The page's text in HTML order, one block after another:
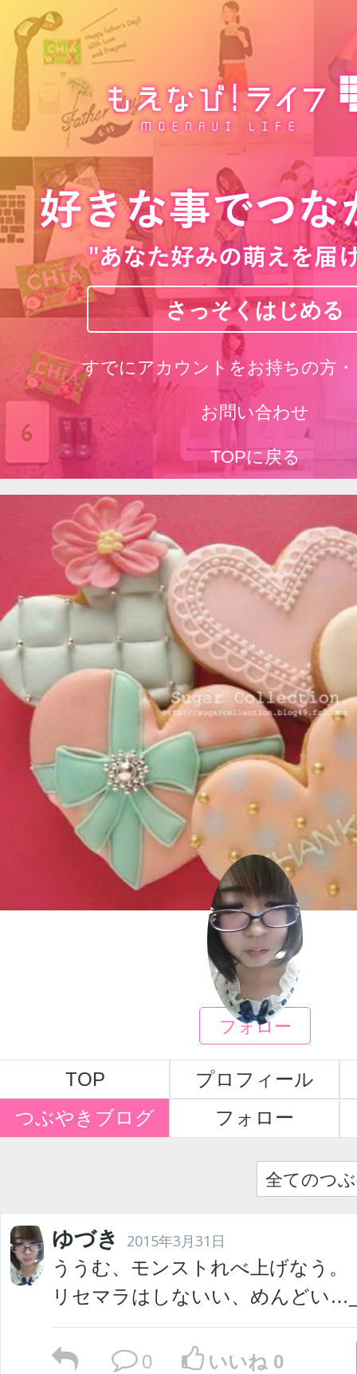
さっそくはじめる
すでにアカウントをお持ちの方
お問い合わせ
TOPに戻る
ゆづき
フォロー
TOP
プロフィール
つぶやきブログ
フォロー
全てのつ
ゆづき 2015年3月31日
ううむ、モンストれべ上げなう。
リセマラはしないい、めんどい
0 いいね 0